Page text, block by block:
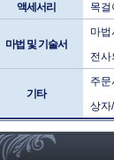
액세서리
목걸
마법 및 기술서
마법
전사
기타
주문
상자